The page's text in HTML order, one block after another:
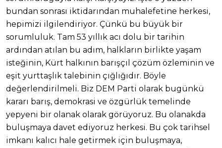
bundan sonrası iktidarından muhalefetine herkesi,
hepimizi ilgilendiriyor. Çünkü bu büyük bir
sorumluluk. Tam 53 yıllık acı dolu bir tarihin
ardından atılan bu adım, halkların birlikte yaşam
isteğinin, Kürt halkının barışçıl çözüm özleminin ve
eşit yurttaşlık talebinin çığlığıdır. Böyle
değerlendirilmeli. Biz DEM Parti olarak bugünkü
kararı barış, demokrasi ve özgürlük temelinde
yepyeni bir olanak olarak görüyoruz. Bu olanakda
buluşmaya davet ediyoruz herkesi. Bu çok tarihsel
imkanı kalıcı hale getirmek için buluşmaya,